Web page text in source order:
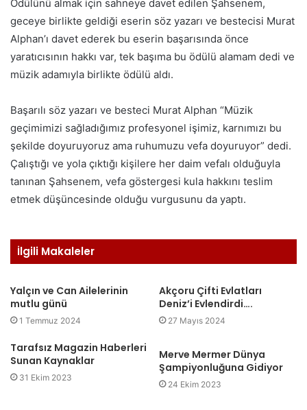
Ödülünü almak için sahneye davet edilen Şahsenem,
geceye birlikte geldiği eserin söz yazarı ve bestecisi Murat
Alphan’ı davet ederek bu eserin başarısında önce
yaratıcısının hakkı var, tek başıma bu ödülü alamam dedi ve
müzik adamıyla birlikte ödülü aldı.
Başarılı söz yazarı ve besteci Murat Alphan “Müzik
geçimimizi sağladığımız profesyonel işimiz, karnımızı bu
şekilde doyuruyoruz ama ruhumuzu vefa doyuruyor” dedi.
Çalıştığı ve yola çıktığı kişilere her daim vefalı olduğuyla
tanınan Şahsenem, vefa göstergesi kula hakkını teslim
etmek düşüncesinde olduğu vurgusunu da yaptı.
İlgili Makaleler
Yalçın ve Can Ailelerinin
mutlu günü
1 Temmuz 2024
Akçoru Çifti Evlatları
Deniz’i Evlendirdi….
27 Mayıs 2024
Tarafsız Magazin Haberleri
Sunan Kaynaklar
31 Ekim 2023
Merve Mermer Dünya
Şampiyonluğuna Gidiyor
24 Ekim 2023